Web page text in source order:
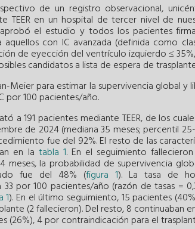
de un registro observacional,
TEER en un hospital de tercer nivel de
el estudio y todos los pacientes
con IC avanzada (definida como
de eyección del ventrículo izquierdo ≤
candidatos a lista de espera de
Meier para estimar la supervivencia global
por 100 pacientes/año.
a 191 pacientes mediante TEER, de los
de 2024 (mediana 35 meses; percentil
fue del 92%. El resto de las
en la tabla 1. En el seguimiento
meses, la probabilidad de supervivencia
fue del 48% (figura 1). La tasa de
por 100 pacientes/año (razón de tasas =
1). En el último seguimiento, 15 pacientes
(2 fallecieron). Del resto, 8 continuaban
(26%), 4 por contraindicación para el